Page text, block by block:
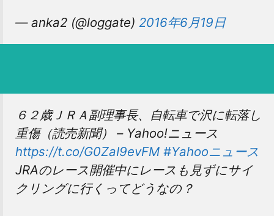
— anka2 (@loggate) 2016年6月19日
６２歳ＪＲＡ副理事長、自転車で沢に転落し
重傷（読売新聞） – Yahoo!ニュース
https://t.co/G0ZaI9evFM #Yahooニュース
JRAのレース開催中にレースも見ずにサイ
クリングに行くってどうなの？